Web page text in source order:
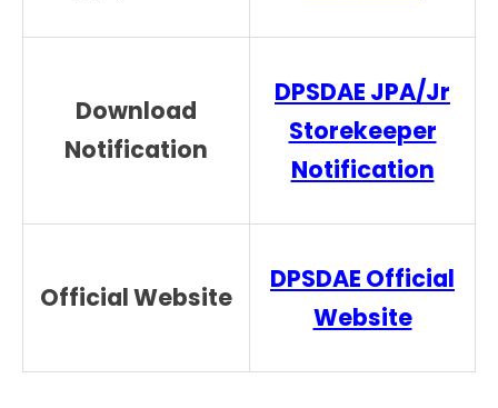
Download
Notification
DPSDAE JPA/Jr
Storekeeper
Notification
Official Website
DPSDAE Official
Website